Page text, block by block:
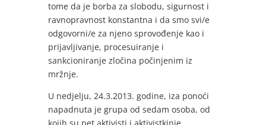
tome da je borba za slobodu, sigurnost i
ravnopravnost konstantna i da smo svi/e
odgovorni/e za njeno sprovođenje kao i
prijavljivanje, procesuiranje i
sankcioniranje zločina počinjenim iz
mržnje.
U nedjelju, 24.3.2013. godine, iza ponoći
napadnuta je grupa od sedam osoba, od